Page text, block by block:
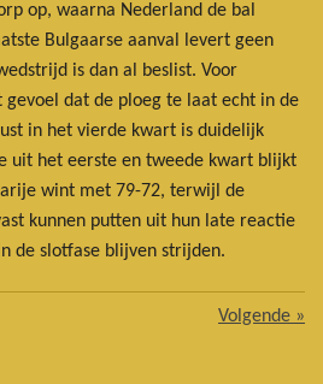
op, waarna Nederland de bal
Bulgaarse aanval levert geen
is dan al beslist. Voor
gevoel dat de ploeg te laat echt in de
in het vierde kwart is duidelijk
uit het eerste en tweede kwart blijkt
wint met 79-72, terwijl de
kunnen putten uit hun late reactie
de slotfase blijven strijden.
Volgende »